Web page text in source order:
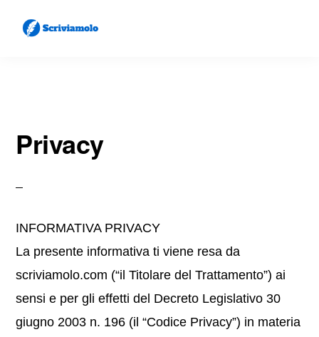
e
Privacy
INFORMATIVA PRIVACY
La presente informativa ti viene resa da
scriviamolo.com (“il Titolare del Trattamento”) ai
sensi e per gli effetti del Decreto Legislativo 30
giugno 2003 n. 196 (il “Codice Privacy”) in materia